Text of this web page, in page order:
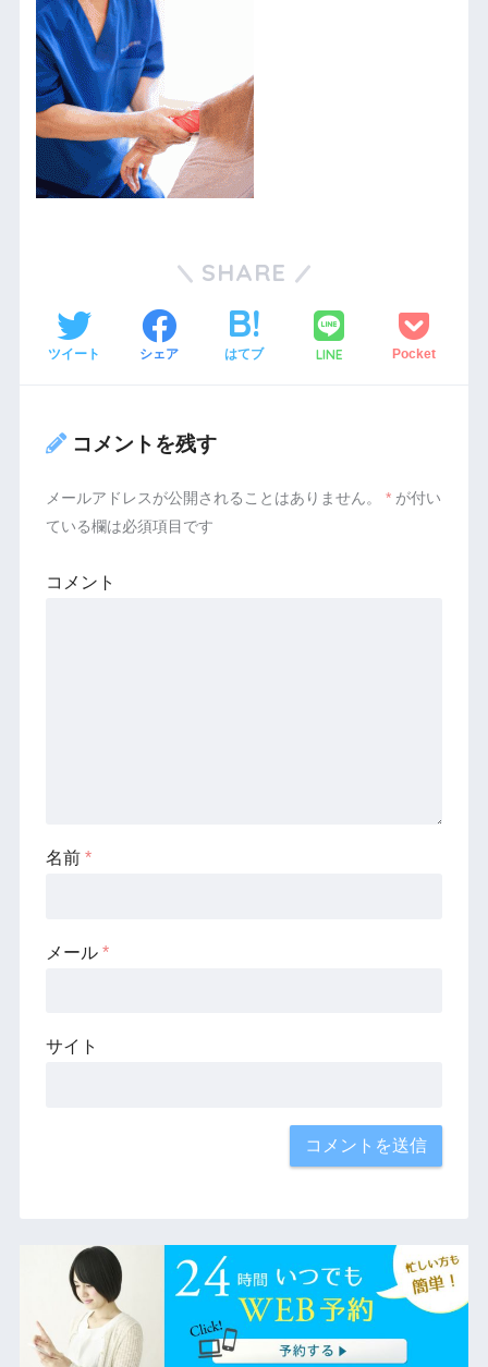
SHARE
ツイート シェア はてブ LINE Pocket
コメントを残す
メールアドレスが公開されることはありません。 *が付い
ている欄は必須項目です
コメント
名前 *
メール *
サイト